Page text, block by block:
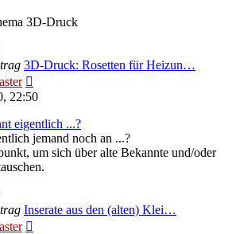
3D-Druck
3D-Druck: Rosetten für Heizun…
Beitrag
22:50
eigentlich ...?
jemand noch an ...?
um sich über alte Bekannte und/oder
Inserate aus den (alten) Klei…